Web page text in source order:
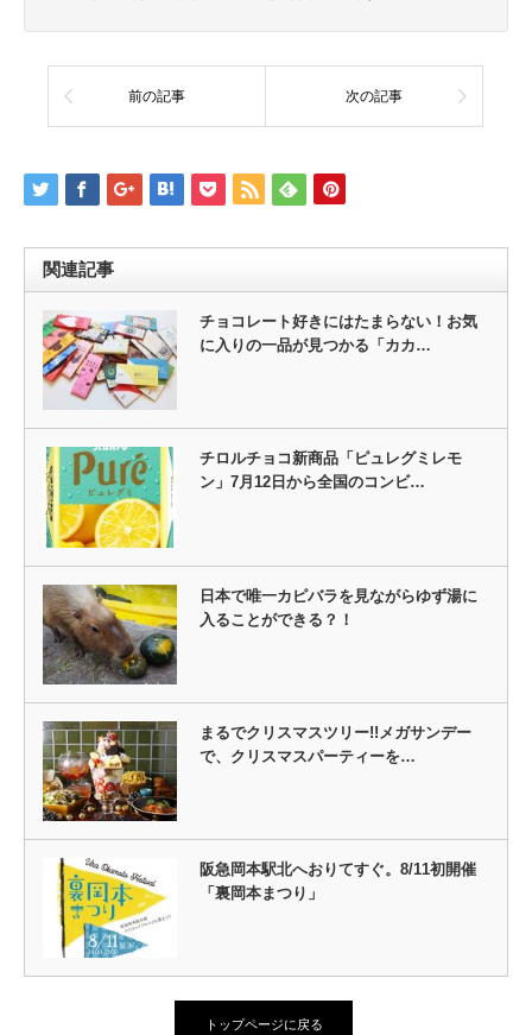
前の記事 次の記事
関連記事
チョコレート好きにはたまらない！お気
に入りの一品が見つかる「カカ…
チロルチョコ新商品「ピュレグミレモ
ン」7月12日から全国のコンビ…
日本で唯一カピバラを見ながらゆず湯に
入ることができる？！
まるでクリスマスツリー!!メガサンデー
で、クリスマスパーティーを…
阪急岡本駅北へおりてすぐ。8/11初開催
「裏岡本まつり」
トップページに戻る